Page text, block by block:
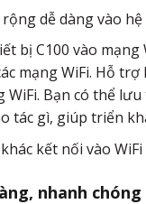
dễ dàng vào
bị C100 vào
mạng WiFi. Hỗ
WiFi. Bạn có thể
tác gì, giúp triển
kết nối vào
nhanh chóng